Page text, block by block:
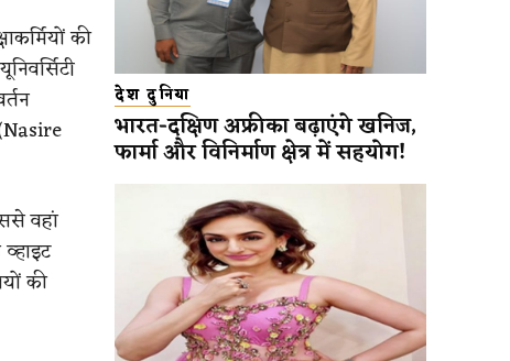
की
वहां
की
देश दुनिया
भारत-दक्षिण अफ्रीका बढ़ाएंगे खनिज,
फार्मा और विनिर्माण क्षेत्र में सहयोग!